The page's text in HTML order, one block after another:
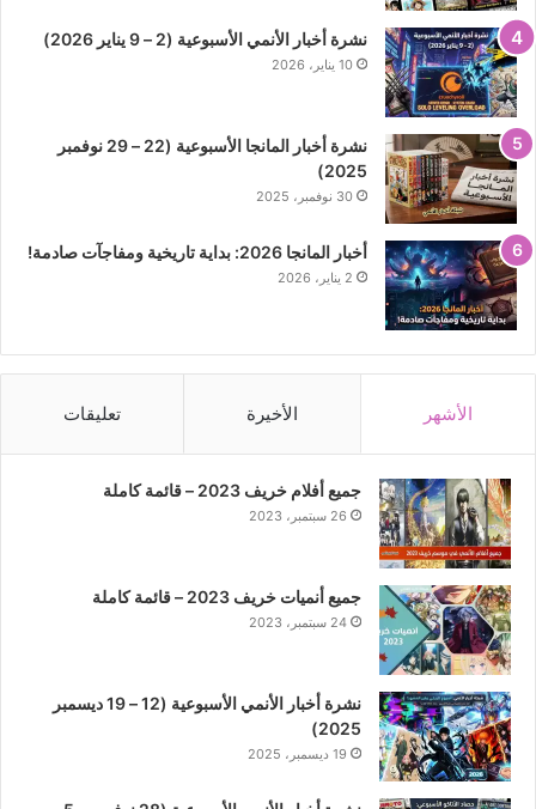
نشرة أخبار الأنمي الأسبوعية (2 – 9 يناير 2026)
10 يناير، 2026
نشرة أخبار المانجا الأسبوعية (22 – 29 نوفمبر
2025)
30 نوفمبر، 2025
أخبار المانجا 2026: بداية تاريخية ومفاجآت صادمة!
2 يناير، 2026
الأشهر الأخيرة تعليقات
جميع أفلام خريف 2023 – قائمة كاملة
26 سبتمبر، 2023
جميع أنميات خريف 2023 – قائمة كاملة
24 سبتمبر، 2023
نشرة أخبار الأنمي الأسبوعية (12 – 19 ديسمبر
2025)
19 ديسمبر، 2025